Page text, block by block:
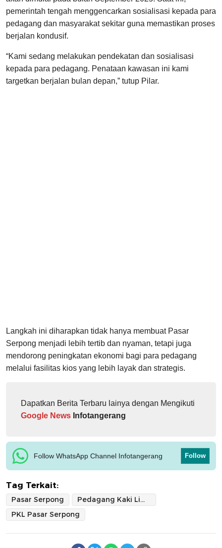
pemerintah tengah menggencarkan sosialisasi kepada para
pedagang dan masyarakat sekitar guna memastikan proses
berjalan kondusif.
“Kami sedang melakukan pendekatan dan sosialisasi
kepada para pedagang. Penataan kawasan ini kami
targetkan berjalan bulan depan,” tutup Pilar.
Langkah ini diharapkan tidak hanya membuat Pasar
Serpong menjadi lebih tertib dan nyaman, tetapi juga
mendorong peningkatan ekonomi bagi para pedagang
melalui fasilitas kios yang lebih layak dan strategis.
Dapatkan Berita Terbaru lainya dengan Mengikuti
Google News Infotangerang
Follow WhatsApp Channel Infotangerang Follow
Tag Terkait:
Pasar Serpong
Pedagang Kaki Lima
PKL Pasar Serpong